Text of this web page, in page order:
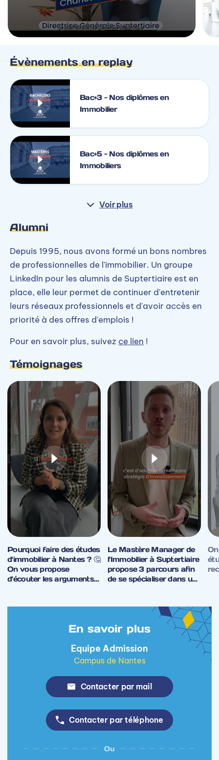
Évènements en replay
Bac+3 - Nos diplômes en
Immobilier
Bac+5 - Nos diplômes en
Immobiliers
Voir plus
Alumni
Depuis 1995, nous avons formé un bons nombres
de professionnelles de l'immobilier. Un groupe
LinkedIn pour les alumnis de Suptertiaire est en
place, elle leur permet de continuer d'entretenir
leurs réseaux professionnels et d'avoir accès en
priorité à des offres d'emplois !
Pour en savoir plus, suivez ce lien !
Témoignages
Pourquoi faire des études
d'immobilier à Nantes ? 🤔
On vous propose
d'écouter les arguments
Nantes, on ne peut pas
des travaux et des
Le Mastère Manager de
l'Immobilier à Suptertiaire
propose 3 parcours afin
de se spécialiser dans un
Stratégie d'actifs
immobiliers 🏢 🚧
Promotion immobilière
En savoir plus
Equipe Admission
Campus de Nantes
Contacter par mail
Contacter par téléphone
Ou